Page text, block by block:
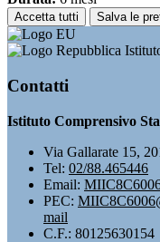
Accetta tutti Salva le
Contatti
Istituto Comprensivo
Via Gallarate 15,
Tel: 02/88.465446
Email:
PEC:
mail
C.F.: 80125630154